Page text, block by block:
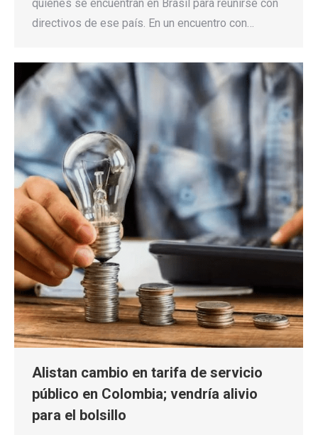
quienes se encuentran en Brasil para reunirse con
directivos de ese país. En un encuentro con…
Alistan cambio en tarifa de servicio
público en Colombia; vendría alivio
para el bolsillo